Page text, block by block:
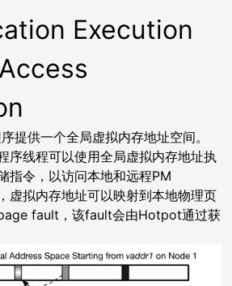
Execution
提供一个全局虚拟内存地址空间。
序线程可以使用全局虚拟内存地址执
指令，以访问本地和远程PM
虚拟内存地址可以映射到本地物理页
fault，该fault会由Hotpot通过获